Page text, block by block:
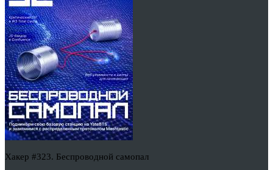
Хакер #323. Беспроводной самопал